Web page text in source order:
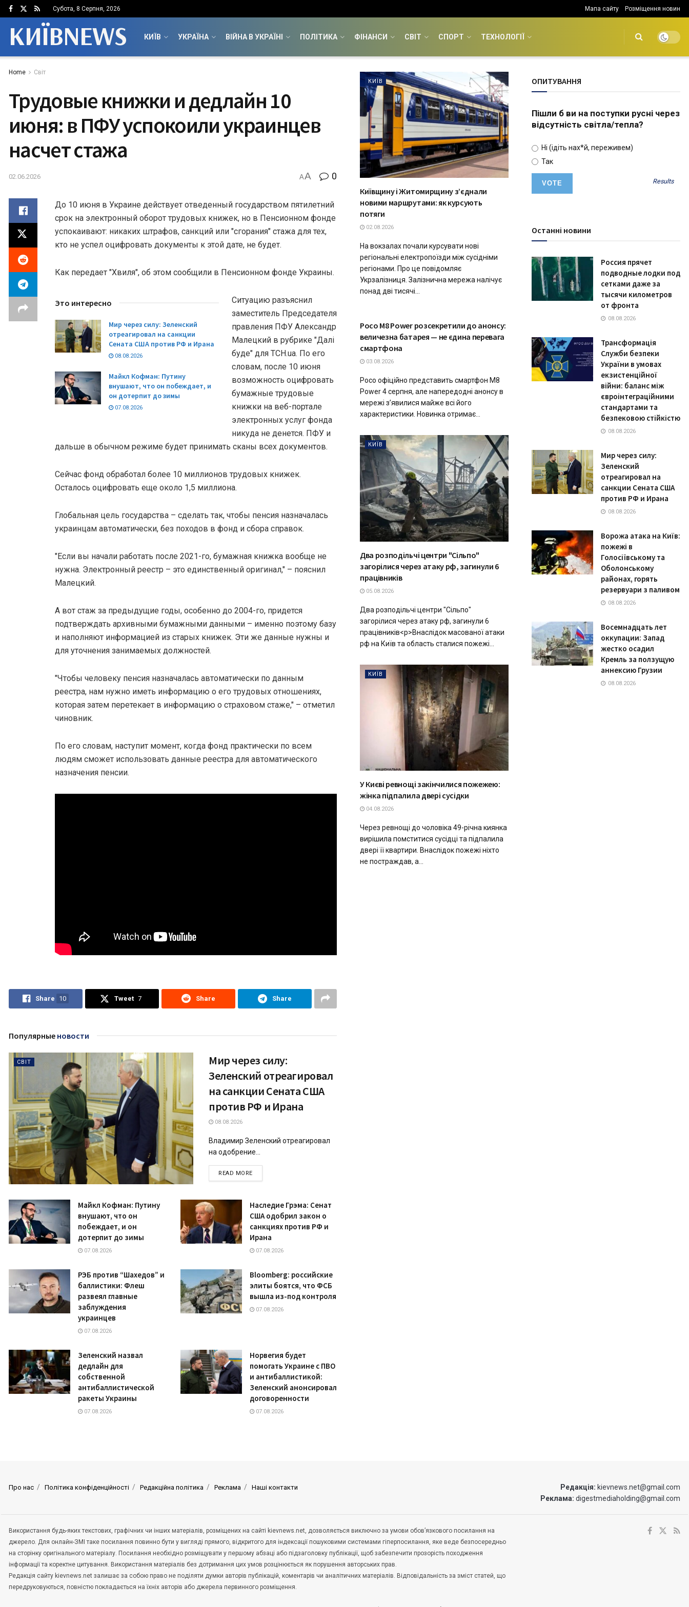
Субота, 8 Серпня, 2026 Мапа сайту Розміщення новин
КИЇВNEWS КИЇВ УКРАЇНА ВІЙНА В УКРАЇНІ ПОЛІТИКА ФІНАНСИ СВІТ СПОРТ ТЕХНОЛОГІЇ
Home Світ
Трудовые книжки и дедлайн 10
июня: в ПФУ успокоили украинцев
насчет стажа
02.06.2026 AA 0
До 10 июня в Украине действует отведенный государством пятилетний
срок на электронный оборот трудовых книжек, но в Пенсионном фонде
успокаивают: никаких штрафов, санкций или "сгорания" стажа для тех,
кто не успел оцифровать документы к этой дате, не будет.
Как передает "Хвиля", об этом сообщили в Пенсионном фонде Украины.
Это интересно
Мир через силу: Зеленский
отреагировал на санкции
Сената США против РФ и Ирана
08.08.2026
Майкл Кофман: Путину
внушают, что он побеждает, и
он дотерпит до зимы
07.08.2026
Ситуацию разъяснил
заместитель Председателя
правления ПФУ Александр
Малецкий в рубрике "Далі
буде" для ТСН.ua. По его
словам, после 10 июня
возможность оцифровать
бумажные трудовые
книжки на веб-портале
электронных услуг фонда
никуда не денется. ПФУ и
дальше в обычном режиме будет принимать сканы всех документов.
Сейчас фонд обработал более 10 миллионов трудовых книжек.
Осталось оцифровать еще около 1,5 миллиона.
Глобальная цель государства – сделать так, чтобы пенсия назначалась
украинцам автоматически, без походов в фонд и сбора справок.
"Если вы начали работать после 2021-го, бумажная книжка вообще не
нужна. Электронный реестр – это единственный оригинал," – пояснил
Малецкий.
А вот стаж за предыдущие годы, особенно до 2004-го, придется
подтверждать архивными бумажными данными – именно поэтому базу
и наполняют информацией из старых книжек. Эти же данные нужны и
для уточнения занимаемых должностей.
"Чтобы человеку пенсия назначалась автоматически по данным
реестра, нам нужно иметь информацию о его трудовых отношениях,
которая затем перетекает в информацию о страховом стаже," – отметил
чиновник.
По его словам, наступит момент, когда фонд практически по всем
людям сможет использовать данные реестра для автоматического
назначения пенсии.
Share 10 Tweet 7 Share Share
Популярные новости
СВІТ
Мир через силу:
Зеленский отреагировал
на санкции Сената США
против РФ и Ирана
08.08.2026
Владимир Зеленский отреагировал
на одобрение...
READ MOREDETAILS
Майкл Кофман: Путину
внушают, что он
побеждает, и он
дотерпит до зимы
07.08.2026
Наследие Грэма: Сенат
США одобрил закон о
санкциях против РФ и
Ирана
07.08.2026
РЭБ против “Шахедов” и
баллистики: Флеш
развеял главные
заблуждения
украинцев
07.08.2026
Bloomberg: российские
элиты боятся, что ФСБ
вышла из-под контроля
07.08.2026
Зеленский назвал
дедлайн для
собственной
антибаллистической
ракеты Украины
07.08.2026
Норвегия будет
помогать Украине с ПВО
и антибаллистикой:
Зеленский анонсировал
договоренности
07.08.2026
КИЇВ
Київщину і Житомирщину з’єднали
новими маршрутами: як курсують
потяги
02.08.2026
На вокзалах почали курсувати нові
регіональні електропоїзди між сусідніми
регіонами. Про це повідомляє
Укрзалізниця. Залізнична мережа налічує
понад дві тисячі...
Poco M8 Power розсекретили до анонсу:
величезна батарея — не єдина перевага
смартфона
03.08.2026
Poco офіційно представить смартфон M8
Power 4 серпня, але напередодні анонсу в
мережі з’явилися майже всі його
характеристики. Новинка отримає...
КИЇВ
Два розподільчі центри "Сільпо"
загорілися через атаку рф, загинули 6
працівників
05.08.2026
Два розподільчі центри "Сільпо"
загорілися через атаку рф, загинули 6
працівників<p>Внаслідок масованої атаки
рф на Київ та область сталися пожежі...
КИЇВ
У Києві ревнощі закінчилися пожежею:
жінка підпалила двері сусідки
04.08.2026
Через ревнощі до чоловіка 49-річна киянка
вирішила помститися сусідці та підпалила
двері її квартири. Внаслідок пожежі ніхто
не постраждав, а...
ОПИТУВАННЯ
Пішли б ви на поступки русні через
відсутність світла/тепла?
Ні (ідіть нах*й, переживем)
Так
Results
Останні новини
Россия прячет
подводные лодки под
сетками даже за
тысячи километров
от фронта
08.08.2026
Трансформація
Служби безпеки
України в умовах
екзистенційної
війни: баланс між
євроінтеграційними
стандартами та
безпековою стійкістю
08.08.2026
Мир через силу:
Зеленский
отреагировал на
санкции Сената США
против РФ и Ирана
08.08.2026
Ворожа атака на Київ:
пожежі в
Голосіївському та
Оболонському
районах, горять
резервуари з паливом
08.08.2026
Восемнадцать лет
оккупации: Запад
жестко осадил
Кремль за ползущую
аннексию Грузии
08.08.2026
Про нас Політика конфіденційності Редакційна політика Реклама Наші контакти Редакція: kievnews.net@gmail.com
Реклама: digestmediaholding@gmail.com
Використання будь-яких текстових, графічних чи інших матеріалів, розміщених на сайті kievnews.net, дозволяється виключно за умови обов’язкового посилання на
джерело. Для онлайн-ЗМІ таке посилання повинно бути у вигляді прямого, відкритого для індексації пошуковими системами гіперпосилання, яке веде безпосередньо
на сторінку оригінального матеріалу. Посилання необхідно розміщувати у першому абзаці або підзаголовку публікації, щоб забезпечити прозорість походження
інформації та коректне цитування. Використання матеріалів без дотримання цих умов розцінюється як порушення авторських прав.
Редакція сайту kievnews.net залишає за собою право не поділяти думки авторів публікацій, коментарів чи аналітичних матеріалів. Відповідальність за зміст статей, що
передруковуються, повністю покладається на їхніх авторів або джерела первинного розміщення.